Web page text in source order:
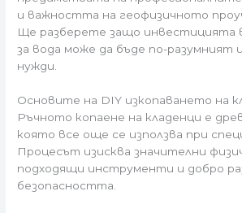
и важността на геофизичното
Ще разберете защо инвестицията
за вода може да бъде по-разумният
нужди.
Основите на DIY изкопаването на
Ръчното копаене на кладенци е
която все още се използва при
Процесът изисква значителни
подходящи инструменти и добро
безопасността.